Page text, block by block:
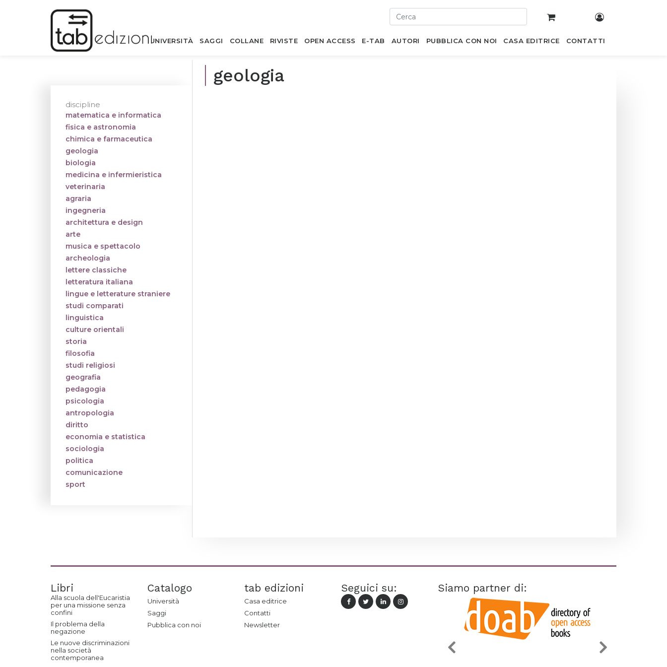
UNIVERSITÀ SAGGI COLLANE RIVISTE OPEN ACCESS E-TAB AUTORI PUBBLICA CON NOI CASA EDITRICE CONTATTI
geologia
discipline
matematica e informatica
fisica e astronomia
chimica e farmaceutica
geologia
biologia
medicina e infermieristica
veterinaria
agraria
ingegneria
architettura e design
arte
musica e spettacolo
archeologia
lettere classiche
letteratura italiana
lingue e letterature straniere
studi comparati
linguistica
culture orientali
storia
filosofia
studi religiosi
geografia
pedagogia
psicologia
antropologia
diritto
economia e statistica
sociologia
politica
comunicazione
sport
Libri
Alla scuola dell'Eucaristia
per una missione senza
confini
Il problema della
negazione
Le nuove discriminazioni
nella società
contemporanea
Catalogo
Università
Saggi
Pubblica con noi
tab edizioni
Casa editrice
Contatti
Newsletter
Seguici su: Siamo partner di: